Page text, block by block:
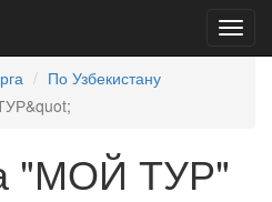
По Узбекистану
"МОЙ ТУР"